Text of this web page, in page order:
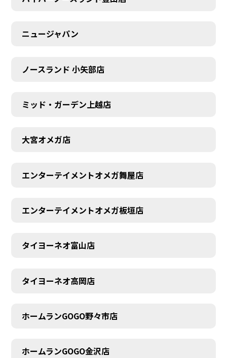
ニュージャパン
ノースランド 小矢部店
ミッド・ガーデン上越店
大宮オメガ店
エンターテイメントオメガ舞屋店
エンターテイメントオメガ板垣店
タイヨーネオ富山店
タイヨーネオ高岡店
ホームランGOGO野々市店
ホームランGOGO金沢店